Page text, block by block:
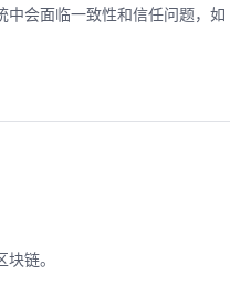
会面临一致性和信任问题，如
链。